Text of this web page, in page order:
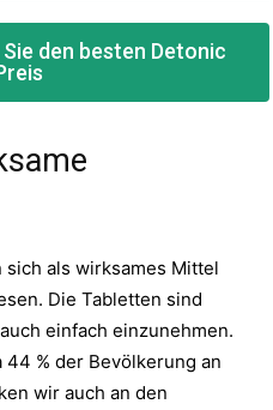
den besten Detonic
sich als wirksames Mittel
Die Tabletten sind
einfach einzunehmen.
% der Bevölkerung an
wir auch an den